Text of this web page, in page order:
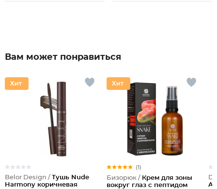
Вам может понравиться
Belor Design / Тушь Nude
Harmony коричневая
(1)
Бизорюк / Крем для зоны
вокруг глаз с пептидом